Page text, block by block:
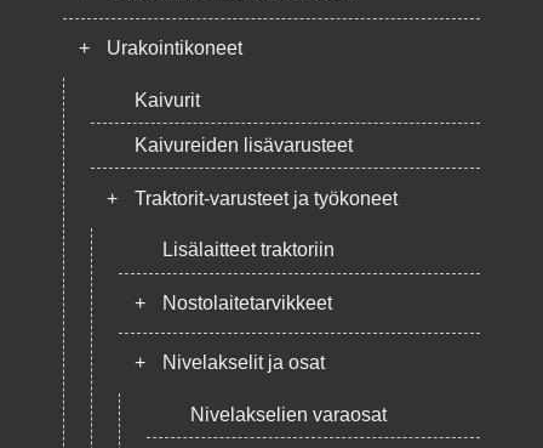
+ Urakointikoneet
Kaivurit
Kaivureiden lisävarusteet
+ Traktorit-varusteet ja työkoneet
Lisälaitteet traktoriin
+ Nostolaitetarvikkeet
+ Nivelakselit ja osat
Nivelakselien varaosat